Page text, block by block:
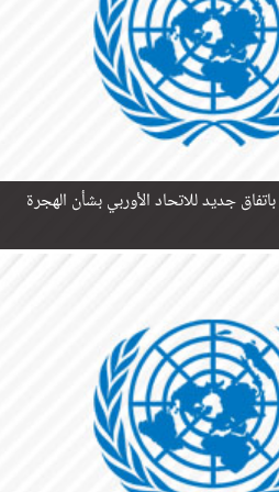
جديد للاتحاد الأوربي بشأن الهجرة